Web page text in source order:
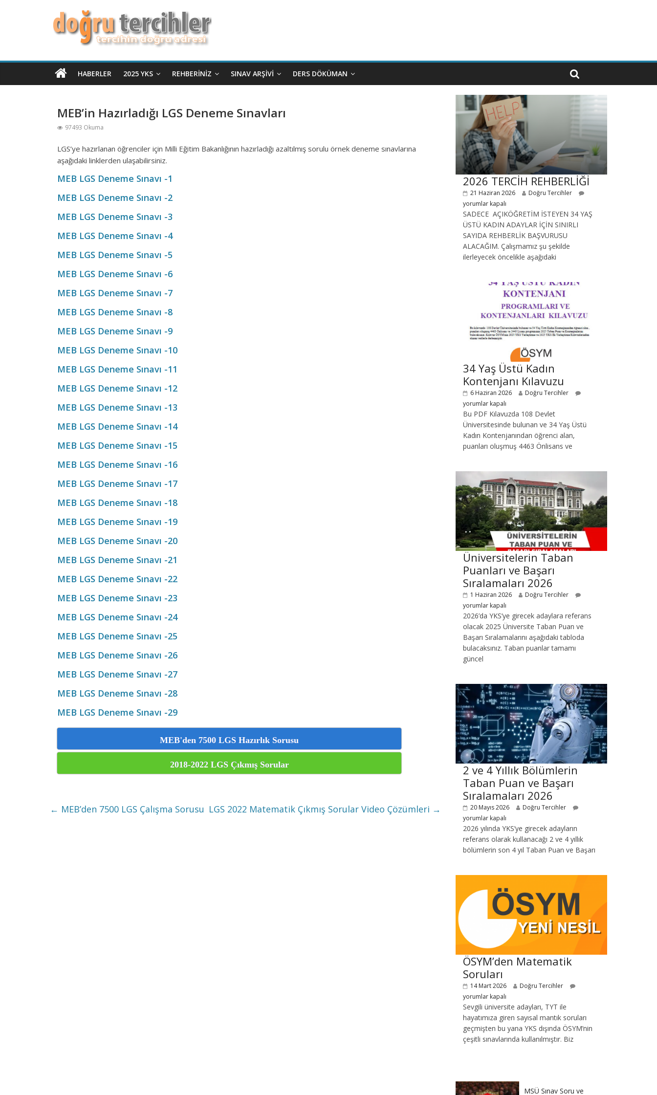
HABERLER 2025 YKS REHBERINIZ SINAV ARŞIVI DERS DÖKÜMAN
MEB’in Hazırladığı LGS Deneme Sınavları
97493 Okuma
LGS’ye hazırlanan öğrenciler için Milli Eğitim Bakanlığının hazırladığı azaltılmış sorulu örnek deneme sınavlarına
aşağıdaki linklerden ulaşabilirsiniz.
MEB LGS Deneme Sınavı -1
MEB LGS Deneme Sınavı -2
MEB LGS Deneme Sınavı -3
MEB LGS Deneme Sınavı -4
MEB LGS Deneme Sınavı -5
MEB LGS Deneme Sınavı -6
MEB LGS Deneme Sınavı -7
MEB LGS Deneme Sınavı -8
MEB LGS Deneme Sınavı -9
MEB LGS Deneme Sınavı -10
MEB LGS Deneme Sınavı -11
MEB LGS Deneme Sınavı -12
MEB LGS Deneme Sınavı -13
MEB LGS Deneme Sınavı -14
MEB LGS Deneme Sınavı -15
MEB LGS Deneme Sınavı -16
MEB LGS Deneme Sınavı -17
MEB LGS Deneme Sınavı -18
MEB LGS Deneme Sınavı -19
MEB LGS Deneme Sınavı -20
MEB LGS Deneme Sınavı -21
MEB LGS Deneme Sınavı -22
MEB LGS Deneme Sınavı -23
MEB LGS Deneme Sınavı -24
MEB LGS Deneme Sınavı -25
MEB LGS Deneme Sınavı -26
MEB LGS Deneme Sınavı -27
MEB LGS Deneme Sınavı -28
MEB LGS Deneme Sınavı -29
MEB'den 7500 LGS Hazırlık Sorusu
2018-2022 LGS Çıkmış Sorular
← MEB’den 7500 LGS Çalışma Sorusu LGS 2022 Matematik Çıkmış Sorular Video Çözümleri →
2026 TERCİH REHBERLİĞİ
21 Haziran 2026
Doğru Tercihler
yorumlar kapalı
SADECE AÇIKÖĞRETİM İSTEYEN 34 YAŞ
ÜSTÜ KADIN ADAYLAR İÇİN SINIRLI
SAYIDA REHBERLİK BAŞVURUSU
ALACAĞIM. Çalışmamız şu şekilde
ilerleyecek öncelikle aşağıdaki
34 Yaş Üstü Kadın
Kontenjanı Kılavuzu
6 Haziran 2026
Doğru Tercihler
yorumlar kapalı
Bu PDF Kılavuzda 108 Devlet
Üniversitesinde bulunan ve 34 Yaş Üstü
Kadın Kontenjanından öğrenci alan,
puanları oluşmuş 4463 Önlisans ve
Üniversitelerin Taban
Puanları ve Başarı
Sıralamaları 2026
1 Haziran 2026
Doğru Tercihler
yorumlar kapalı
2026’da YKS’ye girecek adaylara referans
olacak 2025 Üniversite Taban Puan ve
Başarı Sıralamalarını aşağıdaki tabloda
bulacaksınız. Taban puanlar tamamı
güncel
2 ve 4 Yıllık Bölümlerin
Taban Puan ve Başarı
Sıralamaları 2026
20 Mayıs 2026
Doğru Tercihler
yorumlar kapalı
2026 yılında YKS’ye girecek adayların
referans olarak kullanacağı 2 ve 4 yıllık
bölümlerin son 4 yıl Taban Puan ve Başarı
ÖSYM’den Matematik
Soruları
14 Mart 2026
Doğru Tercihler
yorumlar kapalı
Sevgili üniversite adayları, TYT ile
hayatımıza giren sayısal mantık soruları
geçmişten bu yana YKS dışında ÖSYM’nin
çeşitli sınavlarında kullanılmıştır. Biz
MSÜ Sınav Soru ve